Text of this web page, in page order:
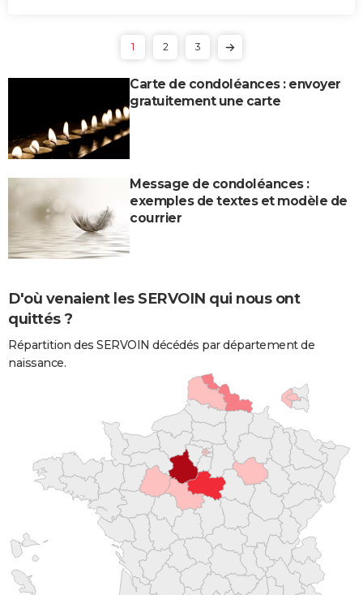
1 2 3
Carte de condoléances : envoyer
gratuitement une carte
Message de condoléances :
exemples de textes et modèle de
courrier
D'où venaient les SERVOIN qui nous ont
quittés ?
Répartition des SERVOIN décédés par département de
naissance.